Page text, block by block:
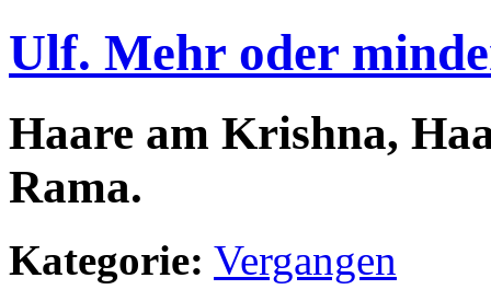
Ulf. Mehr oder
Haare am Krishna,
Rama.
Kategorie: Vergangen